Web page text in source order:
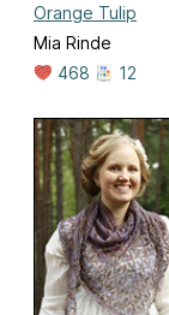
Orange Tulip
Mia Rinde
468
12